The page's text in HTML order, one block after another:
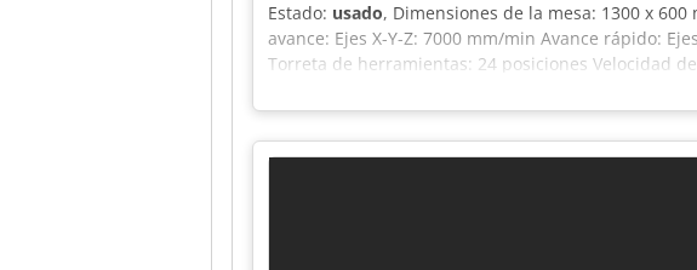
Estado: usado, Dimensiones de la mesa: 1300 x 600
avance: Ejes X-Y-Z: 7000 mm/min Avance rápido:
Torreta de herramientas: 24 posiciones Velocidad
SIEMENS 810D Powerline Año de fabricación: